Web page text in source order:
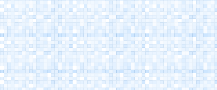
Casa Marino Moretti -
Cesenatico
EuroCamp Cesenatico